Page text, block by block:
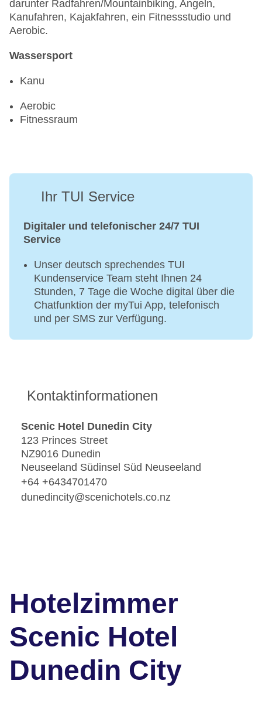
darunter Radfahren/Mountainbiking, Angeln,
Kanufahren, Kajakfahren, ein Fitnessstudio und
Aerobic.
Wassersport
Kanu
Aerobic
Fitnessraum
Ihr TUI Service
Digitaler und telefonischer 24/7 TUI
Service
Unser deutsch sprechendes TUI
Kundenservice Team steht Ihnen 24
Stunden, 7 Tage die Woche digital über die
Chatfunktion der myTui App, telefonisch
und per SMS zur Verfügung.
Kontaktinformationen
Scenic Hotel Dunedin City
123 Princes Street
NZ9016 Dunedin
Neuseeland Südinsel Süd Neuseeland
+64 +6434701470
dunedincity@scenichotels.co.nz
Hotelzimmer
Scenic Hotel
Dunedin City